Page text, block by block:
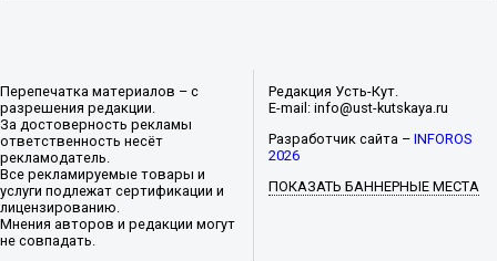
Перепечатка материалов – с
разрешения редакции.
За достоверность рекламы
ответственность несёт
рекламодатель.
Все рекламируемые товары и
услуги подлежат сертификации и
лицензированию.
Мнения авторов и редакции могут
не совпадать.
Редакция Усть-Кут.
E-mail: info@ust-kutskaya.ru
Разработчик сайта –INFOROS
2026
ПОКАЗАТЬ БАННЕРНЫЕ МЕСТА